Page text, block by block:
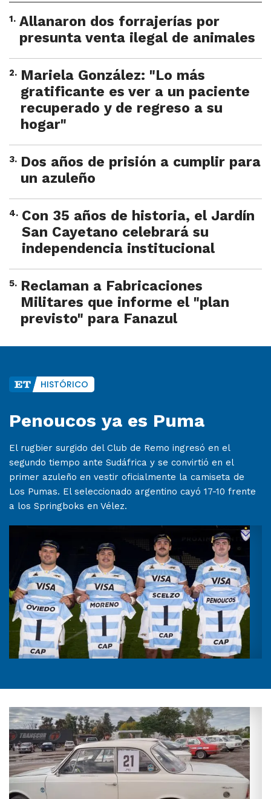
1. Allanaron dos forrajerías por
presunta venta ilegal de animales
2. Mariela González: "Lo más
gratificante es ver a un paciente
recuperado y de regreso a su
hogar"
3. Dos años de prisión a cumplir para
un azuleño
4. Con 35 años de historia, el Jardín
San Cayetano celebrará su
independencia institucional
5. Reclaman a Fabricaciones
Militares que informe el "plan
previsto" para Fanazul
HISTÓRICO
Penoucos ya es Puma
El rugbier surgido del Club de Remo ingresó en el
segundo tiempo ante Sudáfrica y se convirtió en el
primer azuleño en vestir oficialmente la camiseta de
Los Pumas. El seleccionado argentino cayó 17-10 frente
a los Springboks en Vélez.